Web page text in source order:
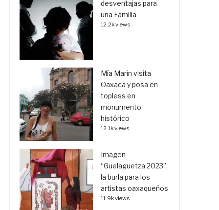
desventajas para
una Familia
12.2k views
Mía Marín visita
Oaxaca y posa en
topless en
monumento
histórico
12.1k views
Imagen
“Guelaguetza 2023”,
la burla para los
artistas oaxaqueños
11.9k views